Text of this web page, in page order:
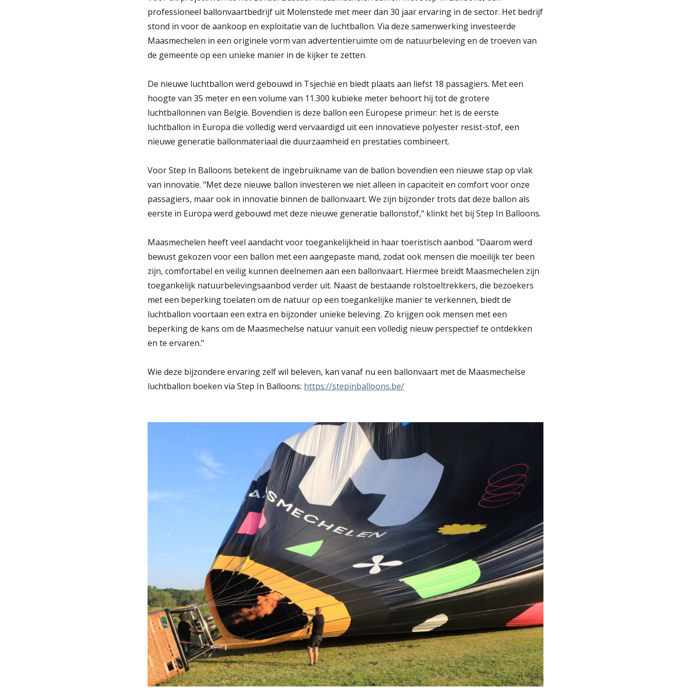
professioneel ballonvaartbedrijf uit Molenstede met meer dan 30 jaar ervaring in de sector. Het bedrijf
stond in voor de aankoop en exploitatie van de luchtballon. Via deze samenwerking investeerde
Maasmechelen in een originele vorm van advertentieruimte om de natuurbeleving en de troeven van
de gemeente op een unieke manier in de kijker te zetten.
De nieuwe luchtballon werd gebouwd in Tsjechië en biedt plaats aan liefst 18 passagiers. Met een
hoogte van 35 meter en een volume van 11.300 kubieke meter behoort hij tot de grotere
luchtballonnen van België. Bovendien is deze ballon een Europese primeur: het is de eerste
luchtballon in Europa die volledig werd vervaardigd uit een innovatieve polyester resist-stof, een
nieuwe generatie ballonmateriaal die duurzaamheid en prestaties combineert.
Voor Step In Balloons betekent de ingebruikname van de ballon bovendien een nieuwe stap op vlak
van innovatie. "Met deze nieuwe ballon investeren we niet alleen in capaciteit en comfort voor onze
passagiers, maar ook in innovatie binnen de ballonvaart. We zijn bijzonder trots dat deze ballon als
eerste in Europa werd gebouwd met deze nieuwe generatie ballonstof," klinkt het bij Step In Balloons.
Maasmechelen heeft veel aandacht voor toegankelijkheid in haar toeristisch aanbod. "Daarom werd
bewust gekozen voor een ballon met een aangepaste mand, zodat ook mensen die moeilijk ter been
zijn, comfortabel en veilig kunnen deelnemen aan een ballonvaart. Hiermee breidt Maasmechelen zijn
toegankelijk natuurbelevingsaanbod verder uit. Naast de bestaande rolstoeltrekkers, die bezoekers
met een beperking toelaten om de natuur op een toegankelijke manier te verkennen, biedt de
luchtballon voortaan een extra en bijzonder unieke beleving. Zo krijgen ook mensen met een
beperking de kans om de Maasmechelse natuur vanuit een volledig nieuw perspectief te ontdekken
en te ervaren."
Wie deze bijzondere ervaring zelf wil beleven, kan vanaf nu een ballonvaart met de Maasmechelse
luchtballon boeken via Step In Balloons: https://stepinballoons.be/